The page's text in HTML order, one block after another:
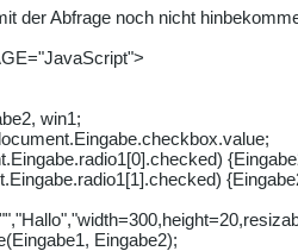
der Abfrage noch nicht
win1;
Eingabe2);